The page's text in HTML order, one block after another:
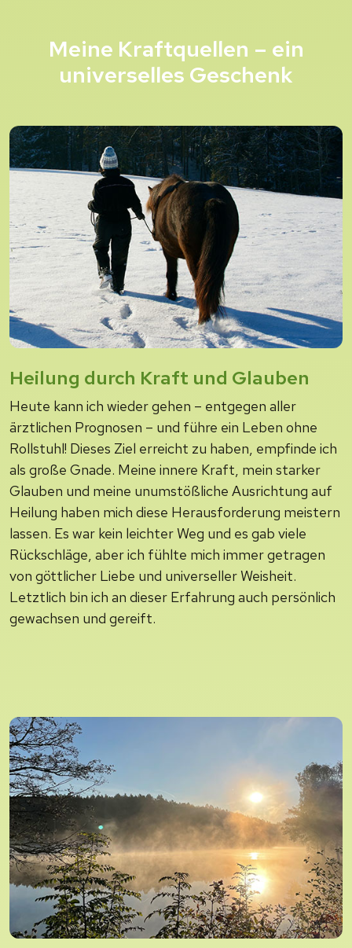
Meine Kraftquellen – ein
universelles Geschenk
Heilung durch Kraft und Glauben
Heute kann ich wieder gehen – entgegen aller
ärztlichen Prognosen – und führe ein Leben ohne
Rollstuhl! Dieses Ziel erreicht zu haben, empfinde ich
als große Gnade. Meine innere Kraft, mein starker
Glauben und meine unumstößliche Ausrichtung auf
Heilung haben mich diese Herausforderung meistern
lassen. Es war kein leichter Weg und es gab viele
Rückschläge, aber ich fühlte mich immer getragen
von göttlicher Liebe und universeller Weisheit.
Letztlich bin ich an dieser Erfahrung auch persönlich
gewachsen und gereift.